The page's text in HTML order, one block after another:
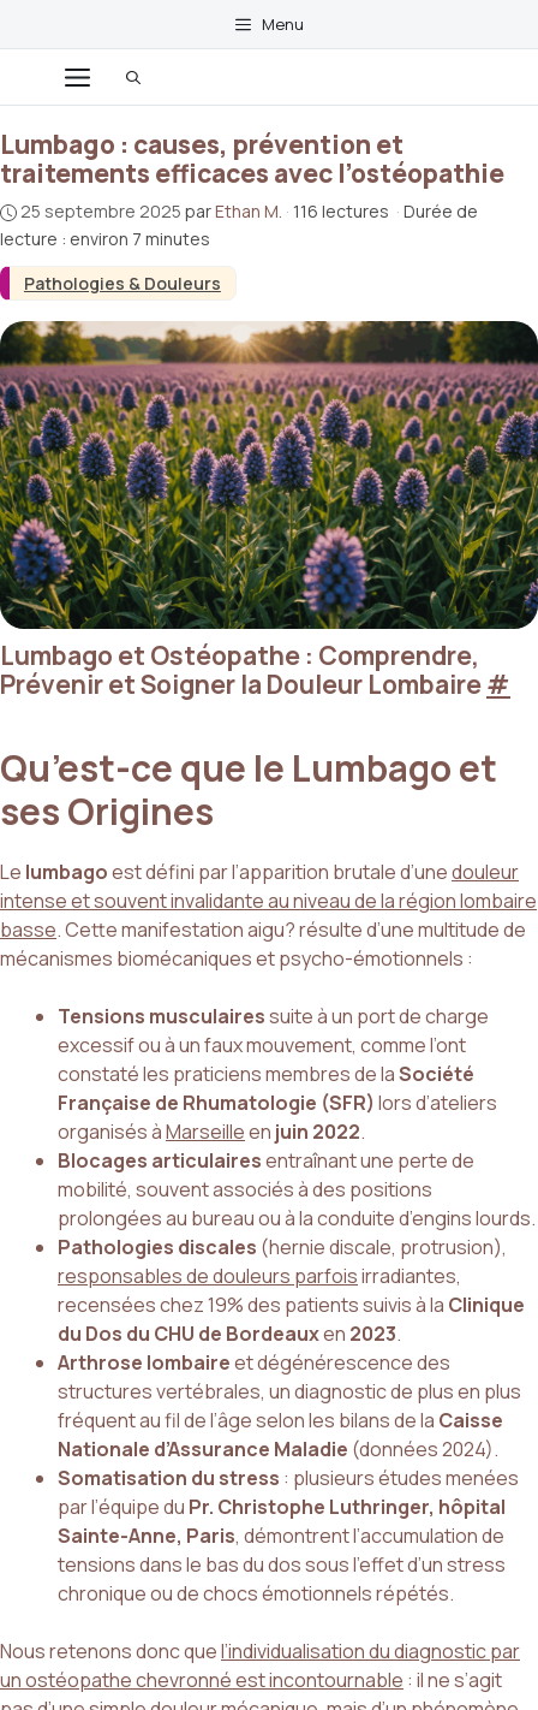
contenu
Menu
Menu
Pathologies & Douleurs
Lumbago : causes, prévention et
traitements efficaces avec l’ostéopathie
25 septembre 2025 parEthan M. · 116 lectures · Durée de
lecture : environ 7 minutes
Lumbago et Ostéopathe : Comprendre,
Prévenir et Soigner la Douleur Lombaire#
Qu’est-ce que le Lumbago et
ses Origines
Le lumbagoest défini par l’apparition brutale d’unedouleur
intense et souvent invalidante au niveau de la région lombaire
basse. Cette manifestation aigu? résulte d’une multitude de
mécanismes biomécaniques et psycho-émotionnels :
Tensions musculairessuite à un port de charge
excessif ou à un faux mouvement, comme l’ont
constaté les praticiens membres de laSociété
Française de Rhumatologie (SFR) lors d’ateliers
organisés àMarseilleen juin 2022.
Blocages articulairesentraînant une perte de
mobilité, souvent associés à des positions
prolongées au bureau ou à la conduite d’engins lourds.
Pathologies discales (hernie discale, protrusion),
responsables de douleurs parfoisirradiantes,
recensées chez 19% des patients suivis à la Clinique
du Dos du CHU de Bordeauxen 2023.
Arthrose lombaireet dégénérescence des
structures vertébrales, un diagnostic de plus en plus
fréquent au fil de l’âge selon les bilans de la Caisse
Nationale d’Assurance Maladie (données 2024).
Somatisation du stress : plusieurs études menées
par l’équipe du Pr. Christophe Luthringer, hôpital
Sainte-Anne, Paris, démontrent l’accumulation de
tensions dans le bas du dos sous l’effet d’un stress
chronique ou de chocs émotionnels répétés.
Nous retenons donc quel’individualisation du diagnostic par
un ostéopathe chevronné est incontournable : il ne s’agit